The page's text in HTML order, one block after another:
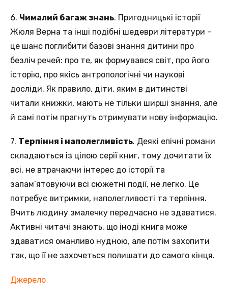
6. Чималий багаж знань. Пригодницькі історії
Жюля Верна та інші подібні шедеври літератури –
це шанс поглибити базові знання дитини про
безліч речей: про те, як формувався світ, про його
історію, про якісь антропологічні чи наукові
досліди. Як правило, діти, яким в дитинстві
читали книжки, мають не тільки ширші знання, але
й самі потім прагнуть отримувати нову інформацію.
7. Терпіння і наполегливість. Деякі епічні романи
складаються із цілою серії книг, тому дочитати їх
всі, не втрачаючи інтерес до історії та
запам’ятовуючи всі сюжетні події, не легко. Це
потребує витримки, наполегливості та терпіння.
Вчить людину змалечку передчасно не здаватися.
Активні читачі знають, що іноді книга може
здаватися оманливо нудною, але потім захопити
так, що її не захочеться полишати до самого кінця.
Джерело